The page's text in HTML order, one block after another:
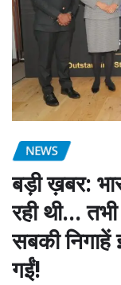
NEWS
बड़ी ख़बर:
रही थी…
सबकी
गईं!